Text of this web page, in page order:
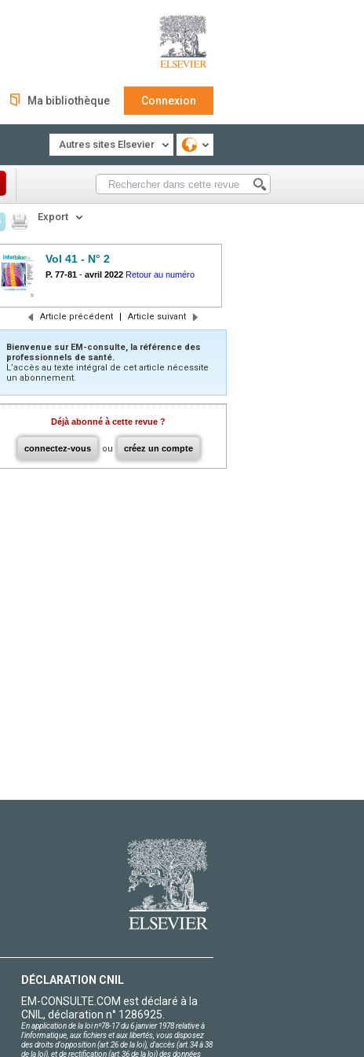
Ma bibliothèque Connexion
Autres sites Elsevier
Export
Vol 41 - N° 2
P. 77-81 - avril 2022 Retour au numéro
Article précédent | Article suivant
Bienvenue sur EM-consulte, la référence des
professionnels de santé.
L’accès au texte intégral de cet article nécessite
un abonnement.
Déjà abonné à cette revue ?
connectez-vous ou créez un compte
DÉCLARATION CNIL
EM-CONSULTE.COM est déclaré à la
CNIL, déclaration n° 1286925.
En application de la loi nº78-17 du 6 janvier 1978 relative à
l'informatique, aux fichiers et aux libertés, vous disposez
des droits d'opposition (art.26 de la loi), d'accès (art.34 à 38
de la loi), et de rectification (art.36 de la loi) des données